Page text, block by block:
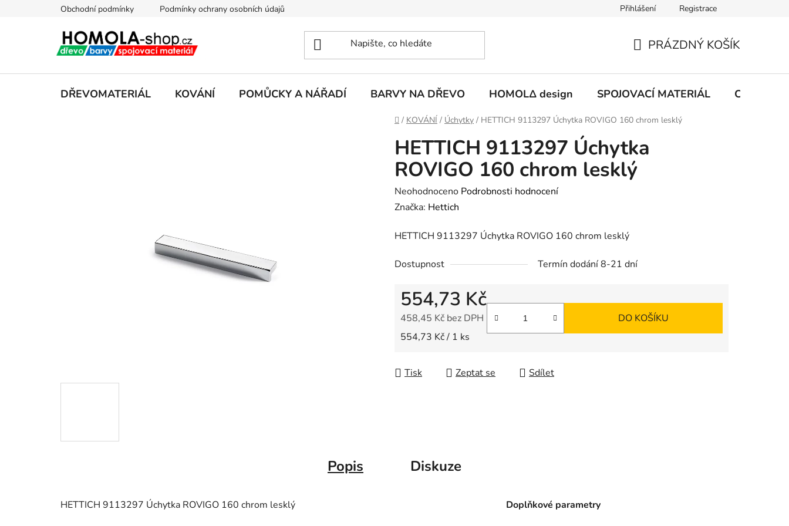
Obchodní podmínky Podmínky ochrany osobních údajů Přihlášení Registrace
KOŠÍK
PRÁZDNÝ KOŠÍK
DŘEVOMATERIÁL KOVÁNÍ POMŮCKY A NÁŘADÍ BARVY NA DŘEVO HOMOLΔ design SPOJOVACÍ MATERIÁL CHEMIE
Domů
/ KOVÁNÍ / Úchytky / HETTICH 9113297 Úchytka ROVIGO 160 chrom lesklý
HETTICH 9113297 Úchytka
ROVIGO 160 chrom lesklý
Průměrné
hodnocení
je
z
hvězdiček.
Neohodnoceno Podrobnosti hodnocení
Značka: Hettich
HETTICH 9113297 Úchytka ROVIGO 160 chrom lesklý
Dostupnost Termín dodání 8-21 dní
554,73 Kč
458,45 Kč bez DPH
Měrná cena:
554,73 Kč / 1 ks
DO KOŠÍKU
Tisk Zeptat se Sdílet
Popis Diskuze
HETTICH 9113297 Úchytka ROVIGO 160 chrom lesklý Doplňkové parametry